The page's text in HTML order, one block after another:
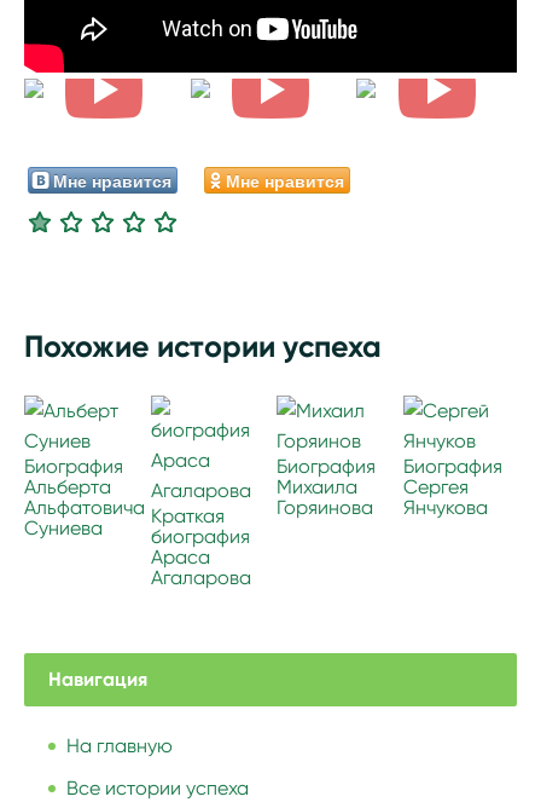
Мне нравится Мне нравится
Похожие истории успеха
Биография
Альберта
Альфатовича
Суниева
Краткая
биография
Араcа
Агаларова
Биография
Михаила
Горяинова
Биография
Сергея
Янчукова
Навигация
На главную
Все истории успеха